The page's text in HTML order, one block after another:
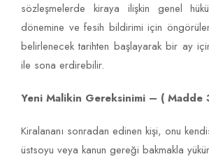
sözleşmelerde kiraya ilişkin genel
dönemine ve fesih bildirimi için
belirlenecek tarihten başlayarak bir ay
ile sona erdirebilir.
Yeni Malikin Gereksinimi – ( Madde
Kiralananı sonradan edinen kişi, onu
üstsoyu veya kanun gereği bakmakla